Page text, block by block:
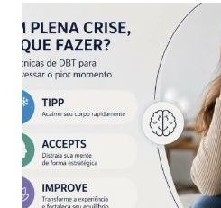
A
MENTE:
COMO
A
PRATICAR
NA
MESMO